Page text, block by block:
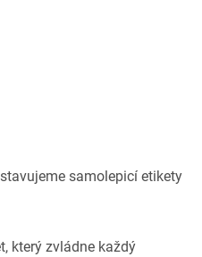
samolepicí etikety
který zvládne každý